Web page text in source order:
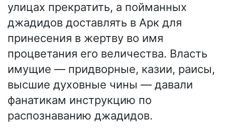
улицах прекратить, а пойманных
джадидов доставлять в Арк для
принесения в жертву во имя
процветания его величества. Власть
имущие — придворные, казии, раисы,
высшие духовные чины — давали
фанатикам инструкцию по
распознаванию джадидов.